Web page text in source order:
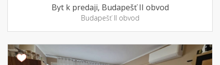
Byt k predaji, Budapešť II obvod
Budapešť II obvod